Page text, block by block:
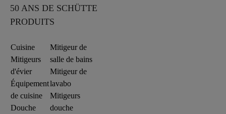
50 ANS DE SCHÜTTE
PRODUITS
Cuisine
Mitigeurs
d'évier
Équipement
de cuisine
Douche
Mitigeur de
salle de bains
Mitigeur de
lavabo
Mitigeurs
douche